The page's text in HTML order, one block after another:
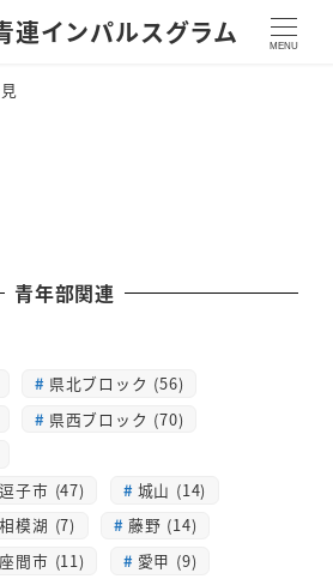
連インパルスグラム MENU
青年部関連
県北ブロック (56)
県西ブロック (70)
逗子市 (47)
城山 (14)
相模湖 (7)
藤野 (14)
座間市 (11)
愛甲 (9)